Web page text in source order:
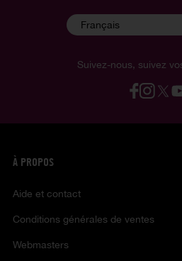
Suivez-nous, suivez
Français
À PROPOS
Aide et contact
Conditions générales de ventes
Webmasters